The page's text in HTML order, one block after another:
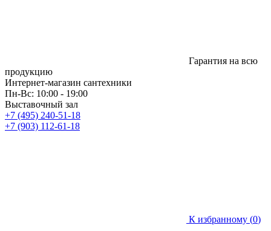
Гарантия на всю
продукцию
Интернет-магазин сантехники
Пн-Вс: 10:00 - 19:00
Выставочный зал
+7 (495) 240-51-18
+7 (903) 112-61-18
К избранному (0)